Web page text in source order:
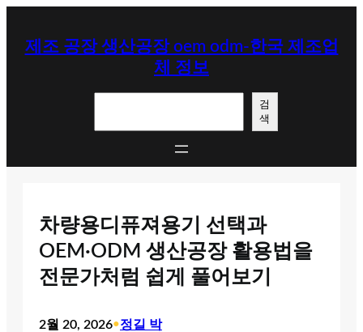
제조 공장 생산공장 oem odm-한국 제조업
체 정보
검
색
차량용디퓨져용기 선택과
OEM·ODM 생산공장 활용법을
전문가처럼 쉽게 풀어보기
2월 20, 2026•정길 박